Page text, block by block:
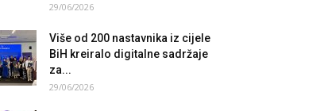
29/06/2026
Više od 200 nastavnika iz cijele
BiH kreiralo digitalne sadržaje
za...
29/06/2026